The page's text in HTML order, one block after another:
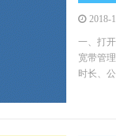
2018-
一、打
宽带管
时长、